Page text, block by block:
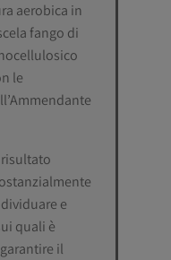
aerobica in
fango di
le
e
quali è
il